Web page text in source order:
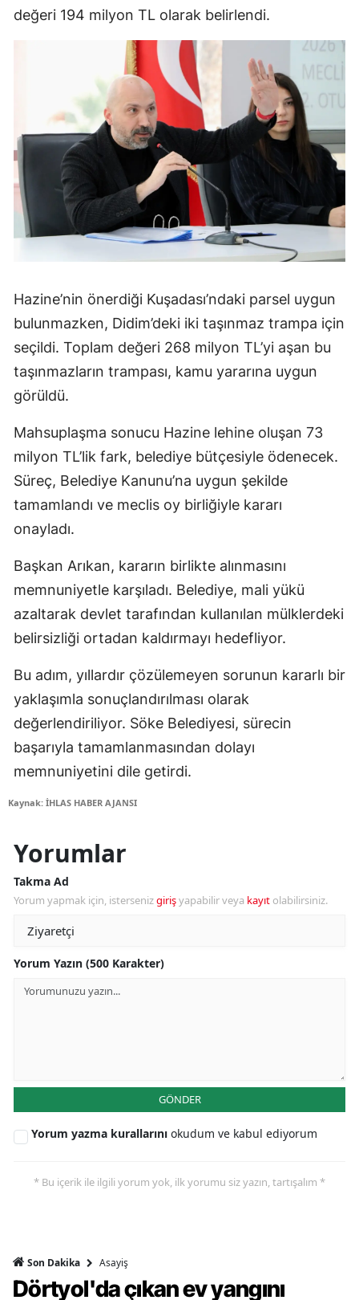
değeri 194 milyon TL olarak belirlendi.
Hazine’nin önerdiği Kuşadası’ndaki parsel uygun
bulunmazken, Didim’deki iki taşınmaz trampa için
seçildi. Toplam değeri 268 milyon TL’yi aşan bu
taşınmazların trampası, kamu yararına uygun
görüldü.
Mahsuplaşma sonucu Hazine lehine oluşan 73
milyon TL’lik fark, belediye bütçesiyle ödenecek.
Süreç, Belediye Kanunu’na uygun şekilde
tamamlandı ve meclis oy birliğiyle kararı
onayladı.
Başkan Arıkan, kararın birlikte alınmasını
memnuniyetle karşıladı. Belediye, mali yükü
azaltarak devlet tarafından kullanılan mülklerdeki
belirsizliği ortadan kaldırmayı hedefliyor.
Bu adım, yıllardır çözülemeyen sorunun kararlı bir
yaklaşımla sonuçlandırılması olarak
değerlendiriliyor. Söke Belediyesi, sürecin
başarıyla tamamlanmasından dolayı
memnuniyetini dile getirdi.
Kaynak: İHLAS HABER AJANSI
Yorumlar
Takma Ad
Yorum yapmak için, istersenizgirişyapabilir veya kayıt olabilirsiniz.
Yorum Yazın (500 Karakter)
GÖNDER
Yorum yazma kurallarını okudum ve kabul ediyorum
* Bu içerik ile ilgili yorum yok, ilk yorumu siz yazın, tartışalım *
Son Dakika Asayiş
Dörtyol'da çıkan ev yangını